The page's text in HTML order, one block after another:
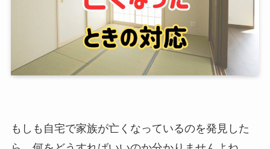
もしも自宅で家族が亡くなっているのを発見した